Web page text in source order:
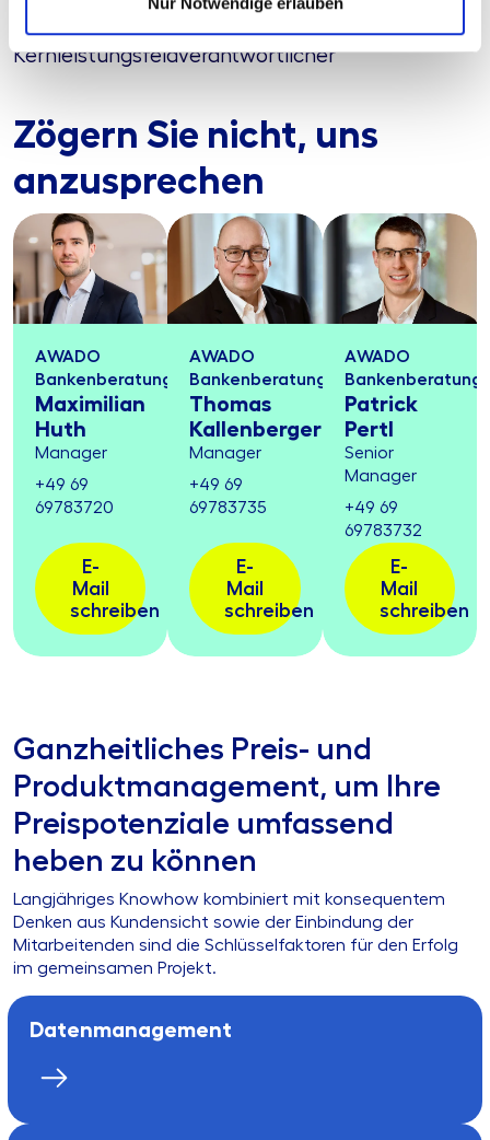
Senior Manager und
Kernleistungsfeldverantwortlicher
Zögern Sie nicht, uns
anzusprechen
AWADO
Bankenberatung
Maximilian
Huth
Manager
+49 69
69783720
E-
Mail
schreiben
AWADO
Bankenberatung
Thomas
Kallenberger
Manager
+49 69
69783735
E-
Mail
schreiben
AWADO
Bankenberatung
Patrick
Pertl
Senior
Manager
+49 69
69783732
E-
Mail
schreiben
Ganzheitliches Preis- und
Produktmanagement, um Ihre
Preispotenziale umfassend
heben zu können
Langjähriges Knowhow kombiniert mit konsequentem
Denken aus Kundensicht sowie der Einbindung der
Mitarbeitenden sind die Schlüsselfaktoren für den Erfolg
im gemeinsamen Projekt.
Daten­management